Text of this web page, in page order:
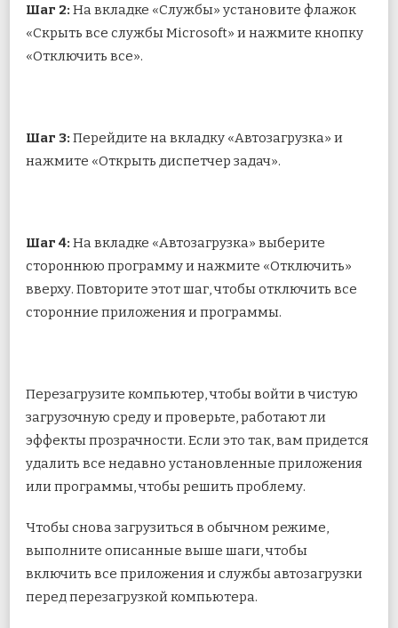
Шаг 2: На вкладке «Службы» установите флажок
«Скрыть все службы Microsoft» и нажмите кнопку
«Отключить все».
Шаг 3: Перейдите на вкладку «Автозагрузка» и
нажмите «Открыть диспетчер задач».
Шаг 4: На вкладке «Автозагрузка» выберите
стороннюю программу и нажмите «Отключить»
вверху. Повторите этот шаг, чтобы отключить все
сторонние приложения и программы.
Перезагрузите компьютер, чтобы войти в чистую
загрузочную среду и проверьте, работают ли
эффекты прозрачности. Если это так, вам придется
удалить все недавно установленные приложения
или программы, чтобы решить проблему.
Чтобы снова загрузиться в обычном режиме,
выполните описанные выше шаги, чтобы
включить все приложения и службы автозагрузки
перед перезагрузкой компьютера.